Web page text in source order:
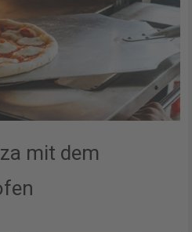
mit dem